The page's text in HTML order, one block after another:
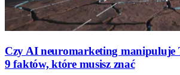
Czy AI neuromarketing manipuluje
9 faktów, które musisz znać